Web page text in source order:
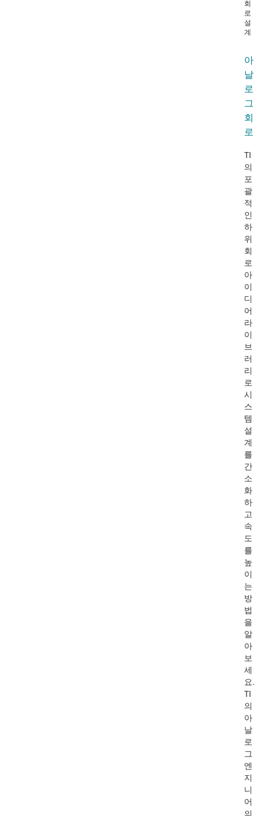
회
로
설
계
아
날
로
그
회
로
TI
의
포
괄
적
인
하
위
회
로
아
이
디
어
라
이
브
러
리
로
시
스
템
설
계
를
간
소
화
하
고
속
도
를
높
이
는
방
법
을
알
아
보
세
요.
TI
의
아
날
로
그
엔
지
니
어
의